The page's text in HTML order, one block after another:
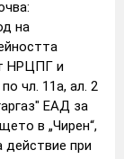
на
НРЦПГ и
чл. 11а, ал. 2
ЕАД за
в „Чирен“,
действие при